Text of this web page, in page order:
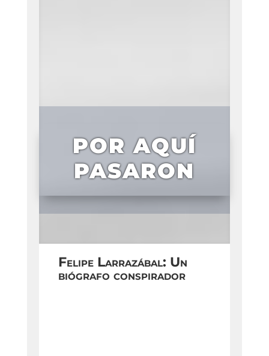
POR AQUÍ
PASARON
Felipe Larrazábal: Un
biógrafo conspirador